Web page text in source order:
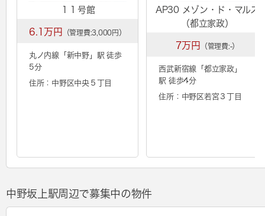
１１号館
6.1万円 （管理費:3,000円）
丸ノ内線「 新中野」駅 徒歩
5分
住所：中野区中央５丁目
AP30 メゾン・ド・マルス
（都立家政）
7万円 （管理費:-）
西武新宿線「 都立家政」
駅 徒歩4分
住所：中野区若宮３丁目
中野坂上駅周辺で募集中の物件